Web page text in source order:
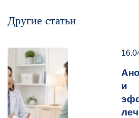
Другие статьи
и